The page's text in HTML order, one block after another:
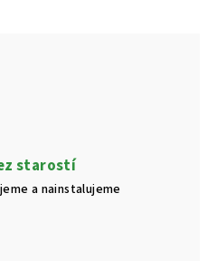
starostí
a nainstalujeme